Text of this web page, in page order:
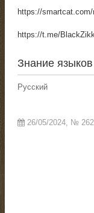
https://
https://t.me/
Знание языков
Русский
26/05/2024, №